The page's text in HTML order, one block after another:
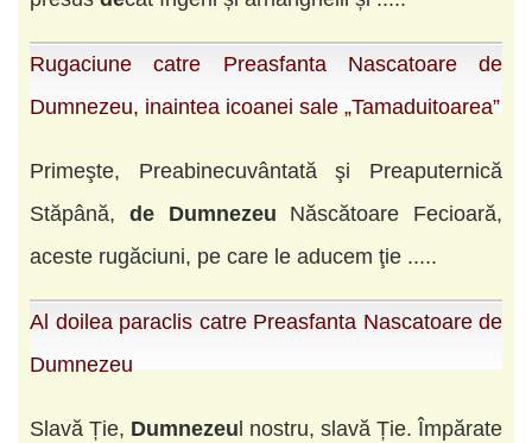
Rugaciune catre Preasfanta Nascatoare de
Dumnezeu, inaintea icoanei sale „Tamaduitoarea”
Primeşte, Preabinecuvântată şi Preaputernică
Stăpână, de Dumnezeu Născătoare Fecioară,
aceste rugăciuni, pe care le aducem ţie .....
Al doilea paraclis catre Preasfanta Nascatoare de
Dumnezeu
Slavă Ție, Dumnezeu l nostru, slavă Ție. Împărate